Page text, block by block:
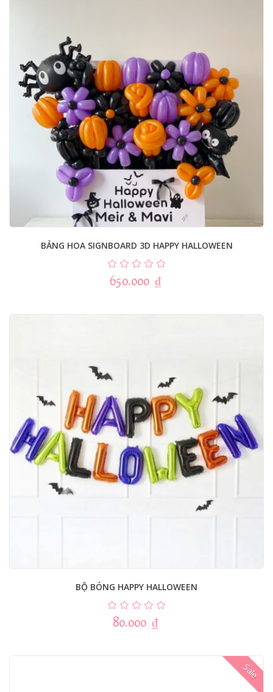
BẢNG HOA SIGNBOARD 3D HAPPY HALLOWEEN
650.000 ₫
BỘ BÓNG HAPPY HALLOWEEN
80.000 ₫
Sale